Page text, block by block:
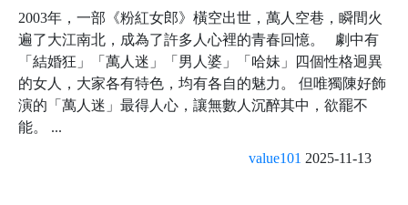
2003年，一部《粉紅女郎》橫空出世，萬人空巷，瞬間火
遍了大江南北，成為了許多人心裡的青春回憶。 劇中有
「結婚狂」「萬人迷」「男人婆」「哈妹」四個性格迥異
的女人，大家各有特色，均有各自的魅力。 但唯獨陳好飾
演的「萬人迷」最得人心，讓無數人沉醉其中，欲罷不
能。 ...
value101 2025-11-13